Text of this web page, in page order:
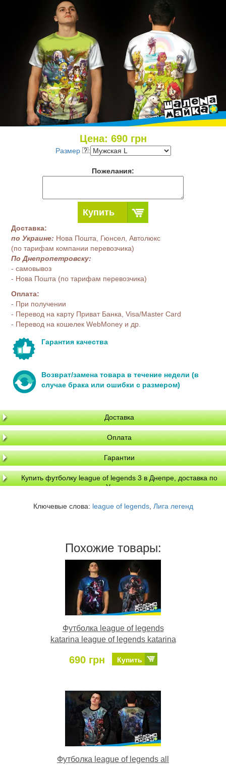
Цена: 690грн
Размер :
Пожелания:
Купить
Доставка:
по Украине: Нова Пошта, Гюнсел, Автолюкс
(по тарифам компании перевозчика)
По Днепропетровску:
- самовывоз
- Нова Пошта (по тарифам перевозчика)
Оплата:
- При получении
- Перевод на карту Приват Банка, Visa/Master Card
- Перевод на кошелек WebMoney и др.
Гарантия качества
Возврат/замена товара в течение недели (в
случае брака или ошибки с размером)
Доставка
Оплата
Гарантии
Купить футболку league of legends 3 в Днепре, доставка по
Украине
Ключевые слова: league of legends, Лига легенд
Похожие товары:
Футболка league of legends
katarina league of legends katarina
690 грн Купить
Футболка league of legends all